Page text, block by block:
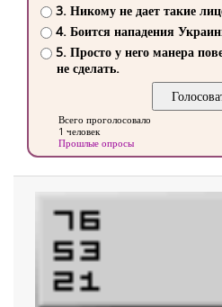
3. Никому не дает такие
4. Боится нападения
5. Просто у него манера
не сделать.
Всего проголосовало
1 человек
Прошлые опросы